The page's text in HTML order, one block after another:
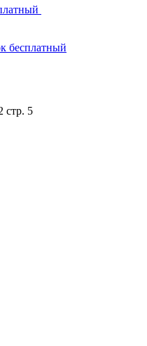
бесплатный
стр. 5